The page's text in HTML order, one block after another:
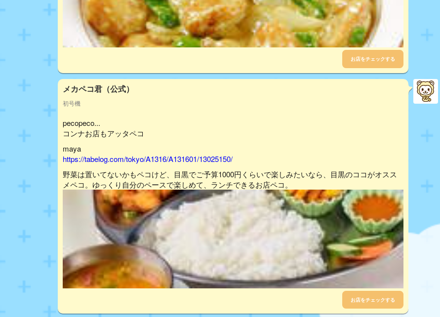
お店をチェックする
メカペコ君（公式）
初号機
pecopeco...
コンナお店もアッタペコ
maya
https://tabelog.com/tokyo/A1316/A131601/13025150/
野菜は置いてないかもペコけど、目黒でご予算1000円くらいで楽しみたいなら、目黒のココがオスス
メペコ。ゆっくり自分のペースで楽しめて、ランチできるお店ペコ。
お店をチェックする